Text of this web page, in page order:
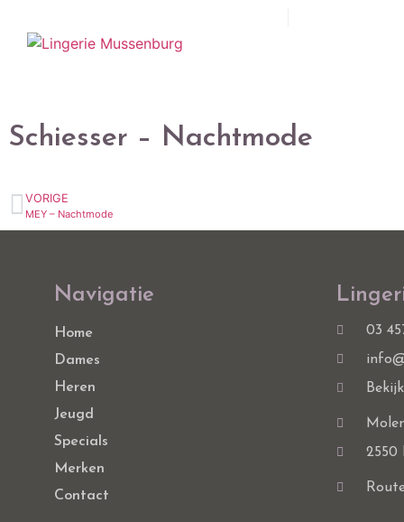
03 457 16 28
Schiesser – Nachtmode
VORIGE
MEY – Nachtmode
Navigatie
Home
Dames
Heren
Jeugd
Specials
Merken
Contact
03
2550